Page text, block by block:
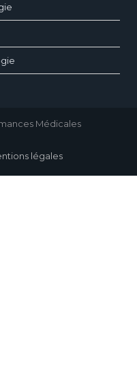
Médicales
légales